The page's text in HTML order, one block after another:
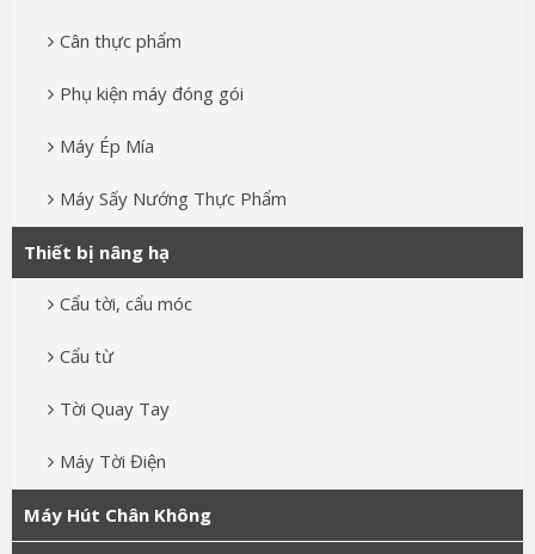
Cân thực phẩm
Phụ kiện máy đóng gói
Máy Ép Mía
Máy Sấy Nướng Thực Phẩm
Thiết bị nâng hạ
Cẩu tời, cẩu móc
Cẩu từ
Tời Quay Tay
Máy Tời Điện
Máy Hút Chân Không